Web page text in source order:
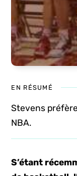
EN RÉSUMÉ
Stevens
NBA.
S’étant